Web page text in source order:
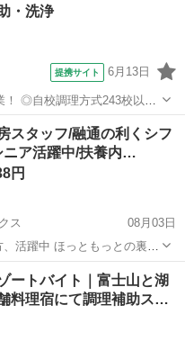
上」 の学校給食を提供し
・洗浄
提携サイト 6月13日
上/
以上」 の学校給食を提供し
スタッフ/融通の利くシフ
ニア活躍中/扶養内…
円
ス
08月03日
、活躍中 ほっともっとの裏
してシフト作成 お誕生日プ
えます! 勤務中はドリンク無
ートバイト｜富士山と湖
料理宿にて調理補助ス…